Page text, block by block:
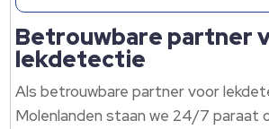
Betrouwbare partner
lekdetectie
Als betrouwbare partner voor
Molenlanden staan we 24/7 paraat